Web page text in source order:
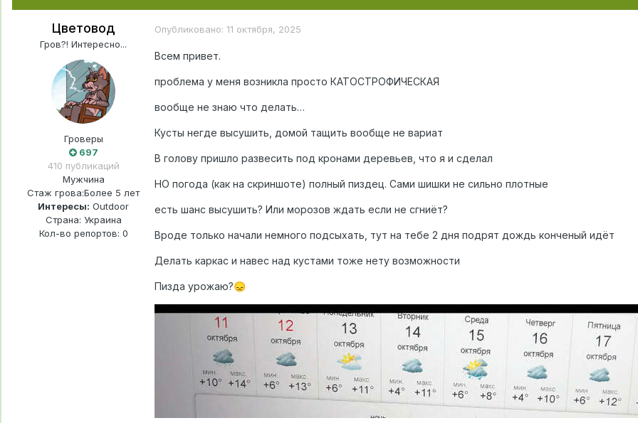
Цветовод
Гров?! Интересно...
Гроверы
697
410 публикаций
Мужчина
Стаж грова:Более 5 лет
Интересы: Outdoor
Страна: Украина
Кол-во репортов: 0
Опубликовано: 11 октября, 2025
Всем привет.
проблема у меня возникла просто КАТОСТРОФИЧЕСКАЯ
вообще не знаю что делать…
Кусты негде высушить, домой тащить вообще не вариат
В голову пришло развесить под кронами деревьев, что я и сделал
НО погода (как на скриншоте) полный пиздец. Сами шишки не сильно плотные
есть шанс высушить? Или морозов ждать если не сгниёт?
Вроде только начали немного подсыхать, тут на тебе 2 дня подрят дождь конченый идёт
Делать каркас и навес над кустами тоже нету возможности
Пизда урожаю?😞